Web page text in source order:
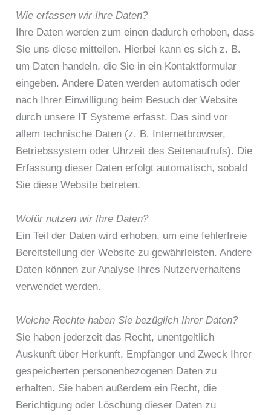
Wie erfassen wir Ihre Daten?
Ihre Daten werden zum einen dadurch erhoben, dass
Sie uns diese mitteilen. Hierbei kann es sich z. B.
um Daten handeln, die Sie in ein Kontaktformular
eingeben. Andere Daten werden automatisch oder
nach Ihrer Einwilligung beim Besuch der Website
durch unsere IT Systeme erfasst. Das sind vor
allem technische Daten (z. B. Internetbrowser,
Betriebssystem oder Uhrzeit des Seitenaufrufs). Die
Erfassung dieser Daten erfolgt automatisch, sobald
Sie diese Website betreten.
Wofür nutzen wir Ihre Daten?
Ein Teil der Daten wird erhoben, um eine fehlerfreie
Bereitstellung der Website zu gewährleisten. Andere
Daten können zur Analyse Ihres Nutzerverhaltens
verwendet werden.
Welche Rechte haben Sie bezüglich Ihrer Daten?
Sie haben jederzeit das Recht, unentgeltlich
Auskunft über Herkunft, Empfänger und Zweck Ihrer
gespeicherten personenbezogenen Daten zu
erhalten. Sie haben außerdem ein Recht, die
Berichtigung oder Löschung dieser Daten zu